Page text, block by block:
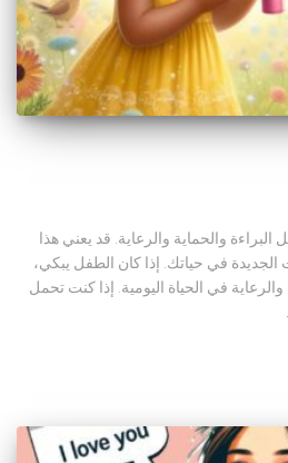
والحماية والرعاية. قد يعني هذا
الجديدة في حياتك. إذا كان الطفل يبكي،
في الحياة اليومية. إذا كنت تحمل